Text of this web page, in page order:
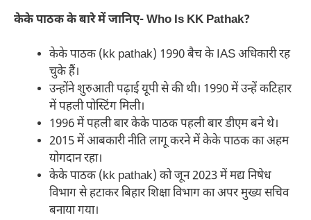
केके पाठक के बारे में जानिए- Who Is KK Pathak?
केके पाठक (kk pathak) 1990 बैच के IAS अधिकारी रह
चुके हैं।
उन्होंने शुरुआती पढ़ाई यूपी से की थी। 1990 में उन्हें कटिहार
में पहली पोस्टिंग मिली।
1996 में पहली बार केके पाठक पहली बार डीएम बने थे।
2015 में आबकारी नीति लागू करने में केके पाठक का अहम
योगदान रहा।
केके पाठक (kk pathak) को जून 2023 में मद्य निषेध
विभाग से हटाकर बिहार शिक्षा विभाग का अपर मुख्य सचिव
बनाया गया।